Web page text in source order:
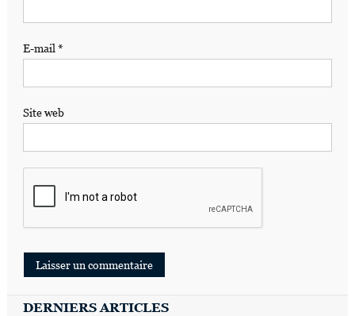
E-mail *
Site web
DERNIERS ARTICLES